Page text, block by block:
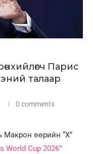
Парис
талаар
0 comments
өөрийн “X”
World Cup 2026”